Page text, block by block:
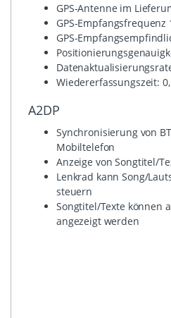
GPS-Antenne im
GPS-Empfangsfrequenz
GPS-
Wiedererfassungszeit:
A2DP
Synchronisierung von
Mobiltelefon
Anzeige von Songtitel/
Lenkrad kann Song/
steuern
Songtitel/Texte können
angezeigt werden